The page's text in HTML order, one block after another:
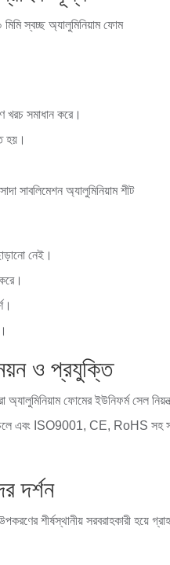
খরচ সমাধান করে।
হয়।
নেই।
ও প্রযুক্তি
ফোমের ইউনিফর্ম সেল
এবং ISO9001, CE, RoHS সহ
দর্শন
শীর্ষস্থানীয় সরবরাহকারী হয়ে